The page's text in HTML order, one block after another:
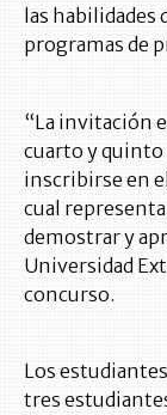
las habilidades
programas de
“La invitación
cuarto y quinto
inscribirse en
cual
demostrar y
Universidad
concurso.
Los
tres